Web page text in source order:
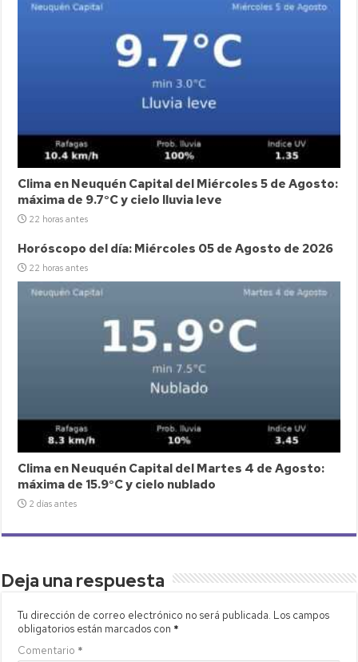
Clima en Neuquén Capital del Miércoles 5 de Agosto:
máxima de 9.7°C y cielo lluvia leve
22 horas antes
Horóscopo del día: Miércoles 05 de Agosto de 2026
22 horas antes
Clima en Neuquén Capital del Martes 4 de Agosto:
máxima de 15.9°C y cielo nublado
2 días antes
Deja una respuesta
Tu dirección de correo electrónico no será publicada. Los campos
obligatorios están marcados con *
Comentario *